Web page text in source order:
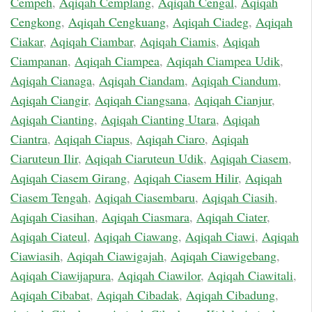
Cengkong, Aqiqah Cengkuang, Aqiqah Ciadeg, Aqiqah
Ciakar, Aqiqah Ciambar, Aqiqah Ciamis, Aqiqah
Ciampanan, Aqiqah Ciampea, Aqiqah Ciampea Udik,
Aqiqah Cianaga, Aqiqah Ciandam, Aqiqah Ciandum,
Aqiqah Ciangir, Aqiqah Ciangsana, Aqiqah Cianjur,
Aqiqah Cianting, Aqiqah Cianting Utara, Aqiqah
Ciantra, Aqiqah Ciapus, Aqiqah Ciaro, Aqiqah
Ciaruteun Ilir, Aqiqah Ciaruteun Udik, Aqiqah Ciasem,
Aqiqah Ciasem Girang, Aqiqah Ciasem Hilir, Aqiqah
Ciasem Tengah, Aqiqah Ciasembaru, Aqiqah Ciasih,
Aqiqah Ciasihan, Aqiqah Ciasmara, Aqiqah Ciater,
Aqiqah Ciateul, Aqiqah Ciawang, Aqiqah Ciawi, Aqiqah
Ciawiasih, Aqiqah Ciawigajah, Aqiqah Ciawigebang,
Aqiqah Ciawijapura, Aqiqah Ciawilor, Aqiqah Ciawitali,
Aqiqah Cibabat, Aqiqah Cibadak, Aqiqah Cibadung,